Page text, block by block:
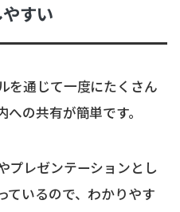
すい
を通じて一度にたくさん
の共有が簡単です。
プレゼンテーションとし
ているので、わかりやす